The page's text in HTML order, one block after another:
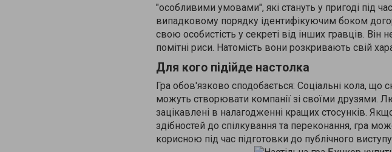
"особливими умовами", які стануть у пригоді під
випадковому порядку ідентифікуючим боком
свою особистість у секреті від інших гравців. Він
помітні риси. Натомість вони розкривають свій
Для кого підійде настолка
Гра обов'язково сподобається: Соціальні кола, що
можуть створювати компанії зі своїми друзями.
зацікавлені в налагодженні кращих стосунків.
здібностей до спілкування та переконання, гра
корисною під час підготовки до публічного